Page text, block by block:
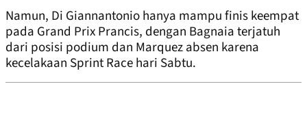
Namun, Di Giannantonio hanya mampu finis keempat
pada Grand Prix Prancis, dengan Bagnaia terjatuh
dari posisi podium dan Marquez absen karena
kecelakaan Sprint Race hari Sabtu.